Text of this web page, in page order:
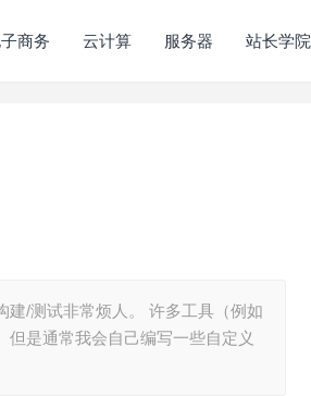
商务 云计算 服务器 站长学院
建/测试非常烦人。 许多工具（例如
是通常我会自己编写一些自定义